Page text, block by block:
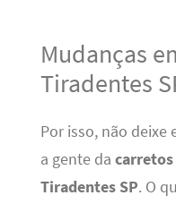
Mudanças
Tiradentes
Por isso, não
a gente da carretos
Tiradentes SP. O